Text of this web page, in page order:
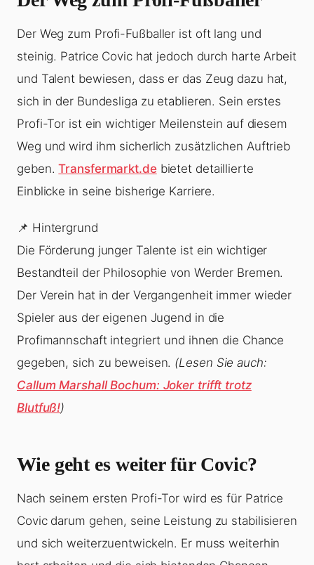
Der Weg zum Profi-Fußballer ist oft lang und
steinig. Patrice Covic hat jedoch durch harte Arbeit
und Talent bewiesen, dass er das Zeug dazu hat,
sich in der Bundesliga zu etablieren. Sein erstes
Profi-Tor ist ein wichtiger Meilenstein auf diesem
Weg und wird ihm sicherlich zusätzlichen Auftrieb
geben.Transfermarkt.debietet detaillierte
Einblicke in seine bisherige Karriere.
📌 Hintergrund
Die Förderung junger Talente ist ein wichtiger
Bestandteil der Philosophie von Werder Bremen.
Der Verein hat in der Vergangenheit immer wieder
Spieler aus der eigenen Jugend in die
Profimannschaft integriert und ihnen die Chance
gegeben, sich zu beweisen. (Lesen Sie auch:
Callum Marshall Bochum: Joker trifft trotz
Blutfuß!)
Wie geht es weiter für Covic?
Nach seinem ersten Profi-Tor wird es für Patrice
Covic darum gehen, seine Leistung zu stabilisieren
und sich weiterzuentwickeln. Er muss weiterhin